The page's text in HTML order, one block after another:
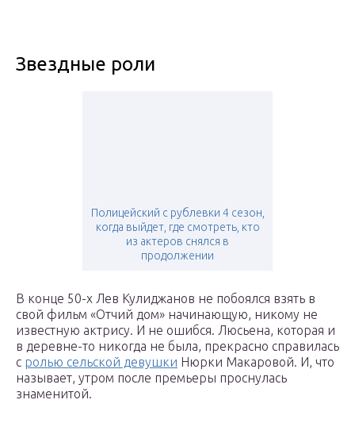
Звездные роли
Полицейский с рублевки 4 сезон,
когда выйдет, где смотреть, кто
из актеров снялся в
продолжении
В конце 50-х Лев Кулиджанов не побоялся взять в
свой фильм «Отчий дом» начинающую, никому не
известную актрису. И не ошибся. Люсьена, которая и
в деревне-то никогда не была, прекрасно справилась
с ролью сельской девушки Нюрки Макаровой. И, что
называет, утром после премьеры проснулась
знаменитой.